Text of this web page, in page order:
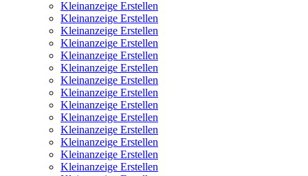
Kleinanzeige Erstellen
Kleinanzeige Erstellen
Kleinanzeige Erstellen
Kleinanzeige Erstellen
Kleinanzeige Erstellen
Kleinanzeige Erstellen
Kleinanzeige Erstellen
Kleinanzeige Erstellen
Kleinanzeige Erstellen
Kleinanzeige Erstellen
Kleinanzeige Erstellen
Kleinanzeige Erstellen
Kleinanzeige Erstellen
Kleinanzeige Erstellen